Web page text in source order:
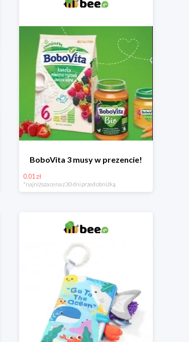
BoboVita 3 musy w prezencie!
0.01 zł
*najniższa cena z 30 dni przed obniżką